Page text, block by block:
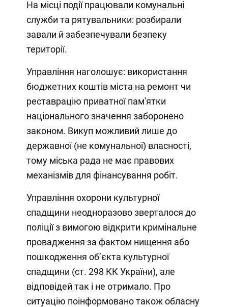
На місці події працювали комунальні
служби та рятувальники: розбирали
завали й забезпечували безпеку
території.
Управління наголошує: використання
бюджетних коштів міста на ремонт чи
реставрацію приватної пам'ятки
національного значення заборонено
законом. Викуп можливий лише до
державної (не комунальної) власності,
тому міська рада не має правових
механізмів для фінансування робіт.
Управління охорони культурної
спадщини неодноразово зверталося до
поліції з вимогою відкрити кримінальне
провадження за фактом нищення або
пошкодження об’єкта культурної
спадщини (ст. 298 КК України), але
відповідей так і не отримало. Про
ситуацію поінформовано також обласну